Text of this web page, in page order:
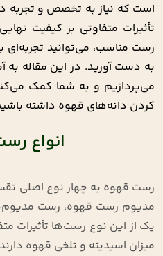
است که نیاز به تخصص و تجربه
تأثیرات متفاوتی بر کیفیت
رست مناسب، می‌توانید تجربه‌ای
به دست آورید. در این مقاله
می‌پردازیم و به شما کمک
کردن دانه‌های قهوه داشته
انواع
رست قهوه به چهار نوع اصلی
مدیوم رست قهوه، رست
یک از این نوع رست‌ها تأثیرات
میزان اسیدیته و تلخی قهوه